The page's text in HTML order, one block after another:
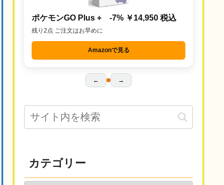
ポケモンGO Plus + -7% ￥14,950 税込
残り2点 ご注文はお早めに
Amazonで見る
← →
カテゴリー